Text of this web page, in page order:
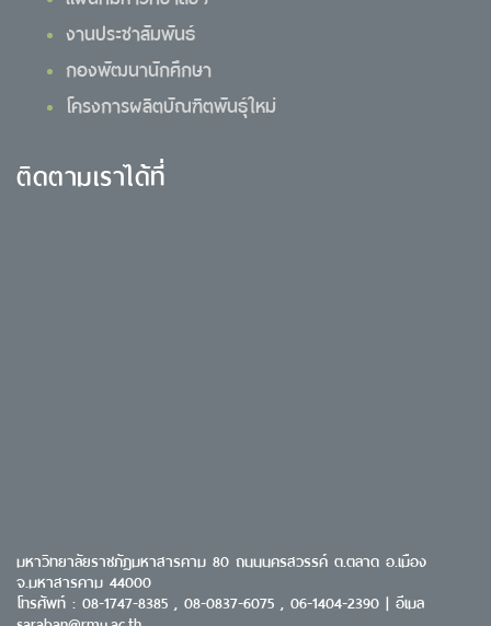
งานประชาสัมพันธ์
กองพัฒนานักศึกษา
โครงการผลิตบัณฑิตพันธุ์ใหม่
ติดตามเราได้ที่
มหาวิทยาลัยราชภัฏมหาสารคาม 80 ถนนนครสวรรค์ ต.ตลาด อ.เมือง
จ.มหาสารคาม 44000
โทรศัพท์ : 08-1747-8385 , 08-0837-6075 , 06-1404-2390 | อีเมล